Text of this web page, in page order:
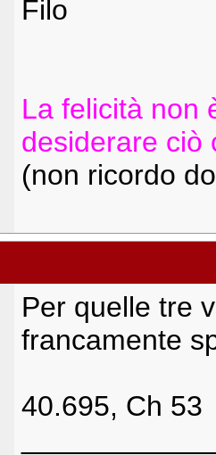
Filo
La felicità non
desiderare ciò
(non ricordo
Per quelle tre
francamente
40.695, Ch 53